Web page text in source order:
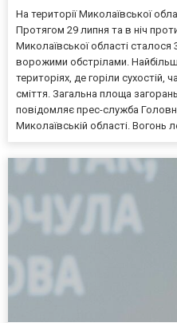
На території Миколаївської
Протягом 29 липня та в ніч
Миколаївської області сталося
ворожими обстрілами.
територіях, де горіли сухостій,
сміття. Загальна площа
повідомляє прес-служба
Миколаївській області. Вогонь